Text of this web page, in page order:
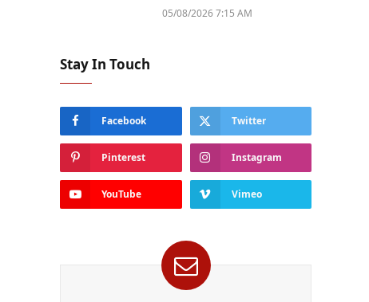
05/08/2026 7:15 AM
Stay In Touch
Facebook Twitter
Pinterest Instagram
YouTube Vimeo